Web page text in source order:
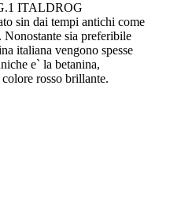
ITALDROG
sin dai tempi antichi come
Nonostante sia preferibile
italiana vengono spesse
e` la betanina,
rosso brillante.